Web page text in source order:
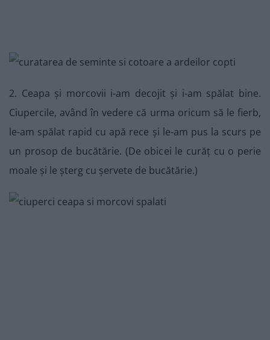
2. Ceapa și morcovii i-am decojit și i-am spălat bine.
Ciupercile, având în vedere că urma oricum să le fierb,
le-am spălat rapid cu apă rece și le-am pus la scurs pe
un prosop de bucătărie. (De obicei le curăț cu o perie
moale și le șterg cu șervete de bucătărie.)